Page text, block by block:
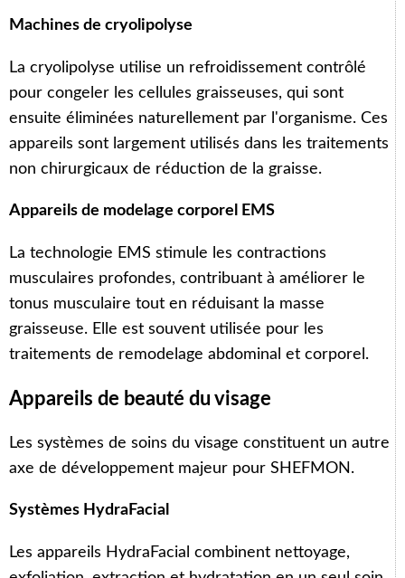
Machines de cryolipolyse
La cryolipolyse utilise un refroidissement contrôlé
pour congeler les cellules graisseuses, qui sont
ensuite éliminées naturellement par l'organisme. Ces
appareils sont largement utilisés dans les traitements
non chirurgicaux de réduction de la graisse.
Appareils de modelage corporel EMS
La technologie EMS stimule les contractions
musculaires profondes, contribuant à améliorer le
tonus musculaire tout en réduisant la masse
graisseuse. Elle est souvent utilisée pour les
traitements de remodelage abdominal et corporel.
Appareils de beauté du visage
Les systèmes de soins du visage constituent un autre
axe de développement majeur pour SHEFMON.
Systèmes HydraFacial
Les appareils HydraFacial combinent nettoyage,